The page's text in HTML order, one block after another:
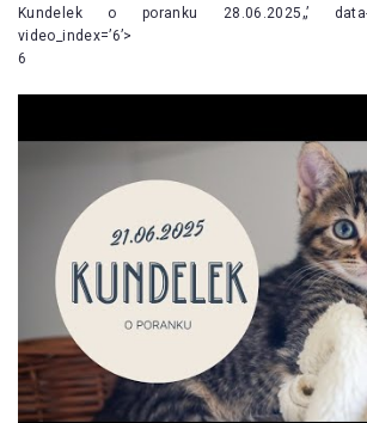
Kundelek o poranku 28.06.2025„’ data-
video_index=’6’>
6